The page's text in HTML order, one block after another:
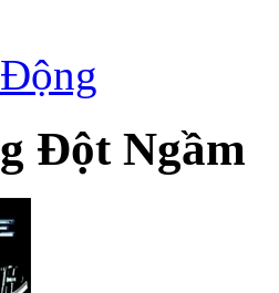
Đột Ngầm